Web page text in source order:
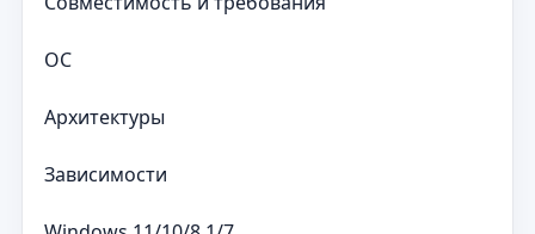
ОС
Архитектуры
Зависимости